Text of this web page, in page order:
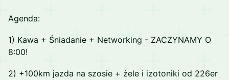
Agenda:
1) Kawa + Śniadanie + Networking - ZACZYNAMY O
8:00!
2) +100km jazda na szosie + żele i izotoniki od 226er